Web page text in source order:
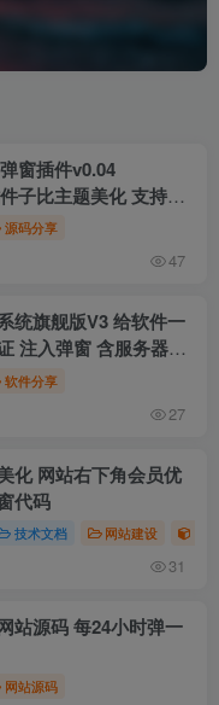
窗插件v0.04
子比主题美化 支持活
/复制弹窗
源码分享
47
统旗舰版V3 给软件一
注入弹窗 含服务器端/
源码
软件分享
27
化 网站右下角会员优
代码
技术文档 网站建设
31
站源码 每24小时弹一
网站源码